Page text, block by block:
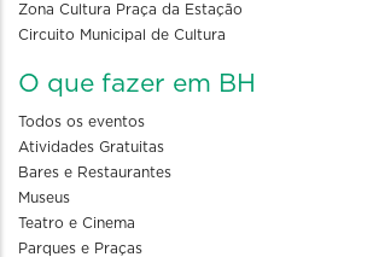
Zona Cultura Praça da Estação
Circuito Municipal de Cultura
O que fazer em BH
Todos os eventos
Atividades Gratuitas
Bares e Restaurantes
Museus
Teatro e Cinema
Parques e Praças